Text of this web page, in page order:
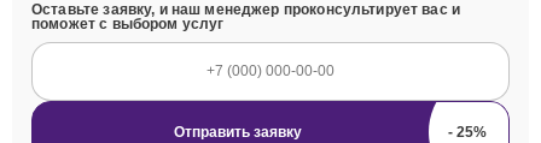
Оставьте заявку, и наш менеджер проконсультирует вас и
поможет с выбором услуг
Отправить заявку